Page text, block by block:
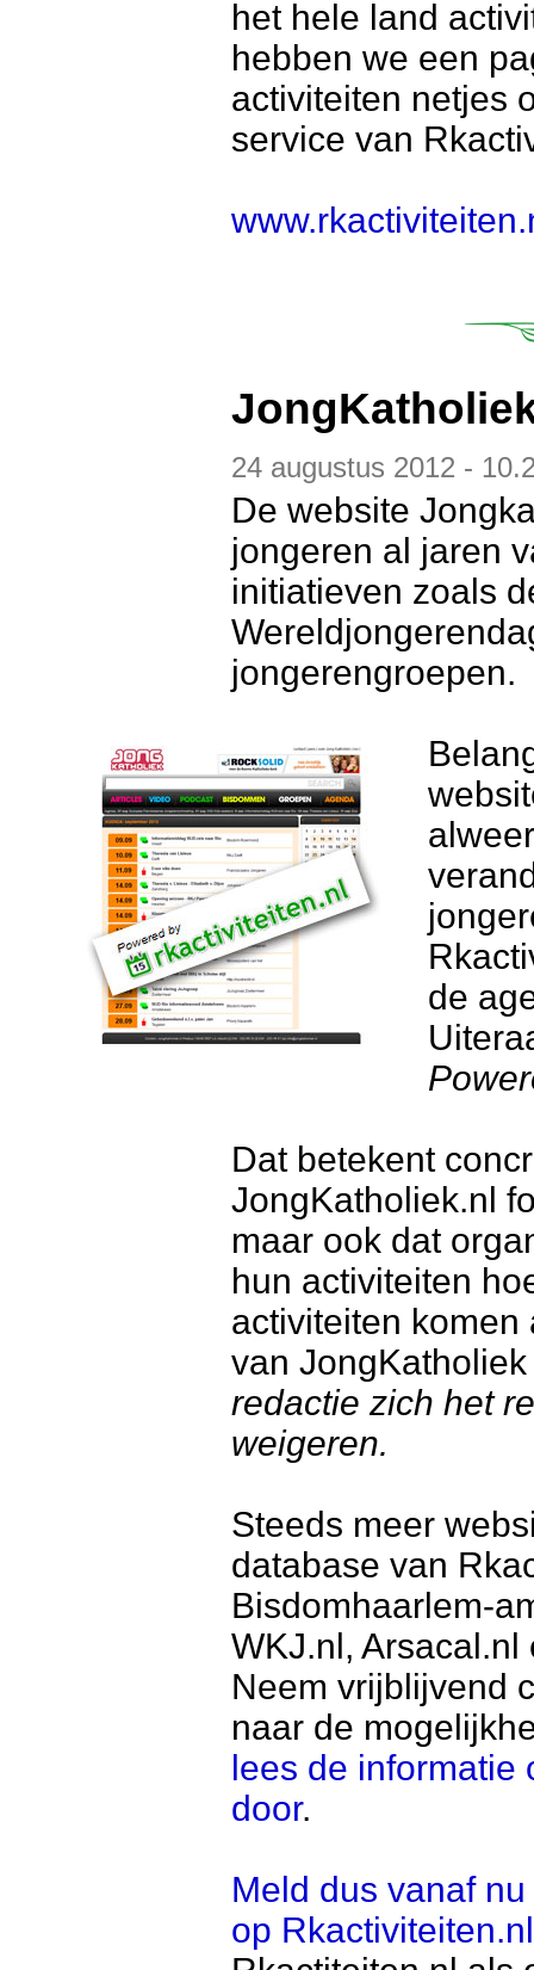
het hele land
hebben we een
activiteiten netjes
service van
24 augustus 2012 -
De website
jongeren al jaren
initiatieven zoals
jongerengroepen.
de
Dat betekent
JongKatholiek.nl
maar ook dat
hun activiteiten
activiteiten
van
redactie zich het
weigeren.
Steeds meer
database van
Bisdomhaarlem-
WKJ.nl,
Neem vrijblijvend
naar de
lees de
door.
Meld dus vanaf
op Rkactiviteiten.nl